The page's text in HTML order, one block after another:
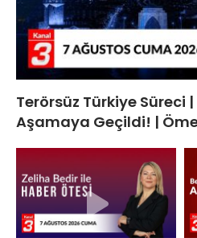
Terörsüz Türkiye Süreci
Aşamaya Geçildi! |